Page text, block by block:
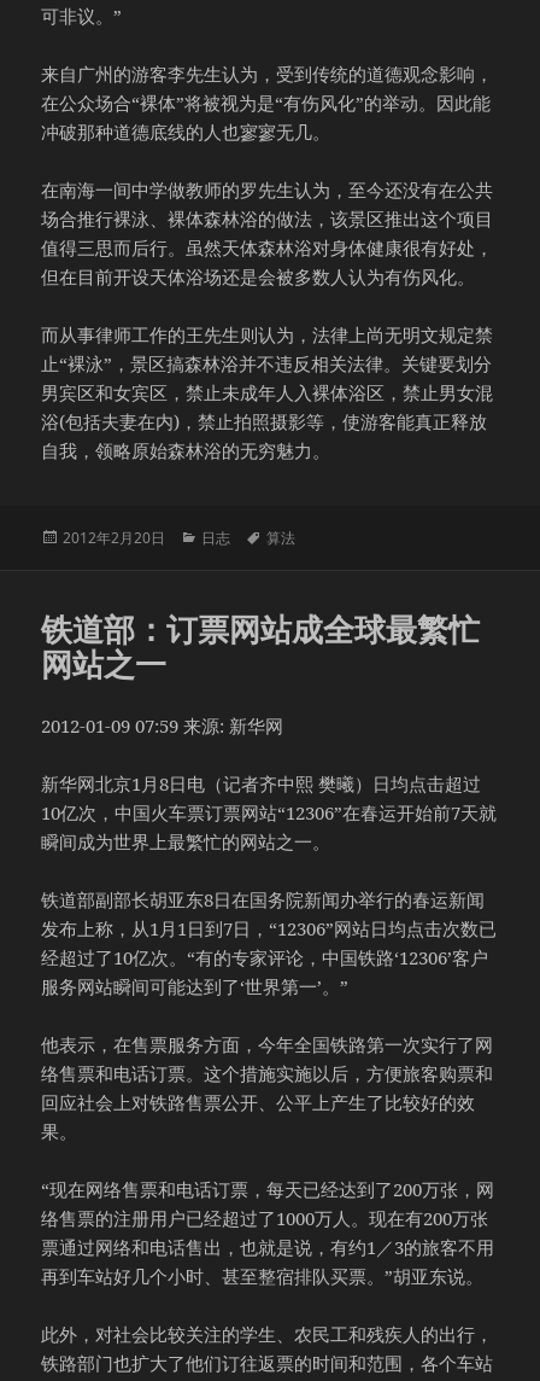
可非议。”
来自广州的游客李先生认为，受到传统的道德观念影响，
在公众场合“裸体”将被视为是“有伤风化”的举动。因此能
冲破那种道德底线的人也寥寥无几。
在南海一间中学做教师的罗先生认为，至今还没有在公共
场合推行裸泳、裸体森林浴的做法，该景区推出这个项目
值得三思而后行。虽然天体森林浴对身体健康很有好处，
但在目前开设天体浴场还是会被多数人认为有伤风化。
而从事律师工作的王先生则认为，法律上尚无明文规定禁
止“裸泳”，景区搞森林浴并不违反相关法律。关键要划分
男宾区和女宾区，禁止未成年人入裸体浴区，禁止男女混
浴(包括夫妻在内)，禁止拍照摄影等，使游客能真正释放
自我，领略原始森林浴的无穷魅力。
发
2012年2月20日
分
日志
标
算法
铁道部：订票网站成全球最繁忙
网站之一
2012-01-09 07:59 来源: 新华网
新华网北京1月8日电（记者齐中熙 樊曦）日均点击超过
10亿次，中国火车票订票网站“12306”在春运开始前7天就
瞬间成为世界上最繁忙的网站之一。
铁道部副部长胡亚东8日在国务院新闻办举行的春运新闻
发布上称，从1月1日到7日，“12306”网站日均点击次数已
经超过了10亿次。“有的专家评论，中国铁路‘12306’客户
服务网站瞬间可能达到了‘世界第一’。”
他表示，在售票服务方面，今年全国铁路第一次实行了网
络售票和电话订票。这个措施实施以后，方便旅客购票和
回应社会上对铁路售票公开、公平上产生了比较好的效
果。
“现在网络售票和电话订票，每天已经达到了200万张，网
络售票的注册用户已经超过了1000万人。现在有200万张
票通过网络和电话售出，也就是说，有约1／3的旅客不用
再到车站好几个小时、甚至整宿排队买票。”胡亚东说。
此外，对社会比较关注的学生、农民工和残疾人的出行，
铁路部门也扩大了他们订往返票的时间和范围，各个车站